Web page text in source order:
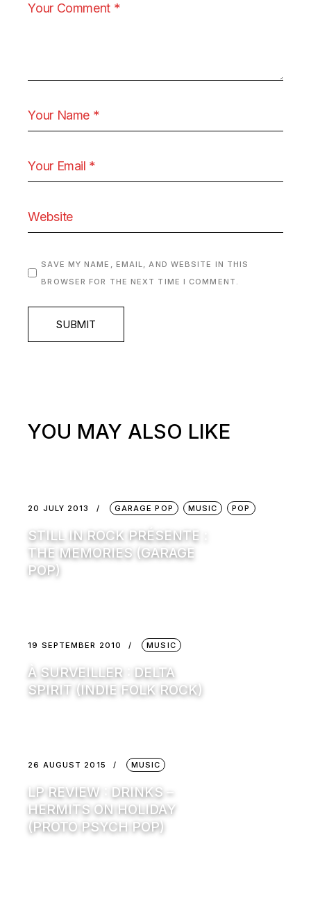
SAVE MY NAME, EMAIL, AND WEBSITE IN THIS
BROWSER FOR THE NEXT TIME I COMMENT.
SUBMIT
YOU MAY ALSO LIKE
20 JULY 2013 GARAGE POP MUSIC POP
STILL IN ROCK PRÉSENTE :
THE MEMORIES (GARAGE
POP)
19 SEPTEMBER 2010 MUSIC
À SURVEILLER : DELTA
SPIRIT (INDIE FOLK ROCK)
26 AUGUST 2015 MUSIC
LP REVIEW : DRINKS –
HERMITS ON HOLIDAY
(PROTO PSYCH POP)